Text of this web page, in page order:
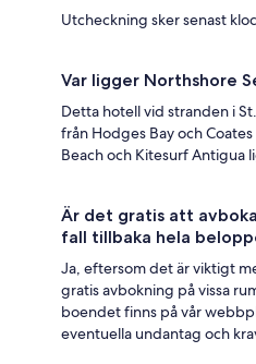
Utcheckning sker senast
Var ligger Northshore
Detta hotell vid stranden i
från Hodges Bay och
Beach och Kitesurf Antigua
Är det gratis att
fall tillbaka hela
Ja, eftersom det är viktigt
gratis avbokning på vissa
boendet finns på vår
eventuella undantag och